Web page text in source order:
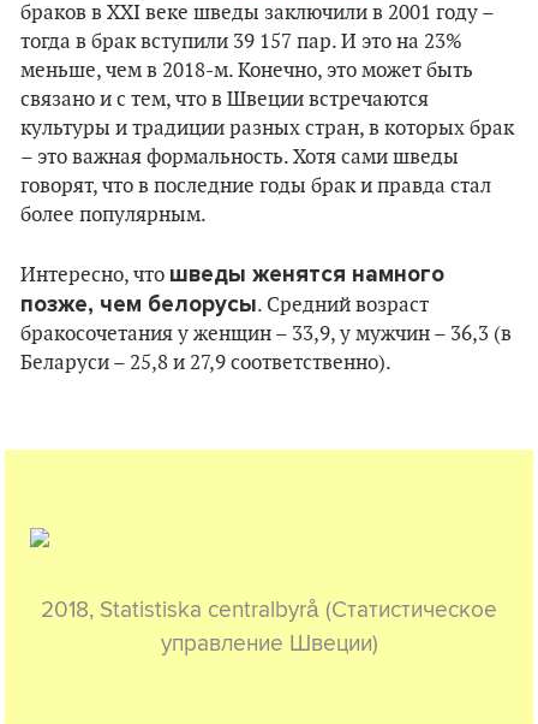
браков в ХХI веке шведы заключили в 2001 году –
тогда в брак вступили 39 157 пар. И это на 23%
меньше, чем в 2018-м. Конечно, это может быть
связано и с тем, что в Швеции встречаются
культуры и традиции разных стран, в которых брак
– это важная формальность. Хотя сами шведы
говорят, что в последние годы брак и правда стал
более популярным.
Интересно, что шведы женятся намного
позже, чем белорусы. Средний возраст
бракосочетания у женщин – 33,9, у мужчин – 36,3 (в
Беларуси – 25,8 и 27,9 соответственно).
2018, Statistiska centralbyrå (Статистическое
управление Швеции)